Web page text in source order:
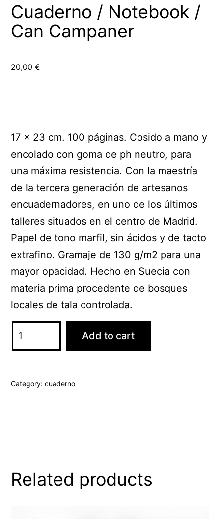
Cuaderno / Notebook /
Can Campaner
20,00€
17 x 23 cm. 100 páginas. Cosido a mano y
encolado con goma de ph neutro, para
una máxima resistencia. Con la maestría
de la tercera generación de artesanos
encuadernadores, en uno de los últimos
talleres situados en el centro de Madrid.
Papel de tono marfil, sin ácidos y de tacto
extrafino. Gramaje de 130 g/m2 para una
mayor opacidad. Hecho en Suecia con
materia prima procedente de bosques
locales de tala controlada.
Can
Add to cart
Category:cuaderno
Related products